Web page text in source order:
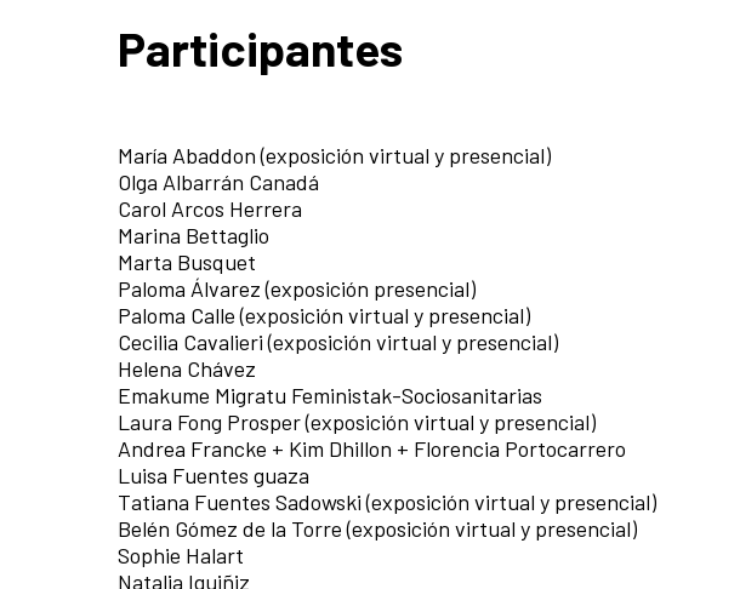
Participantes
María Abaddon (exposición virtual y presencial)
Olga Albarrán Canadá
Carol Arcos Herrera
Marina Bettaglio
Marta Busquet
Paloma Álvarez (exposición presencial)
Paloma Calle (exposición virtual y presencial)
Cecilia Cavalieri (exposición virtual y presencial)
Helena Chávez
Emakume Migratu Feministak-Sociosanitarias
Laura Fong Prosper (exposición virtual y presencial)
Andrea Francke + Kim Dhillon + Florencia Portocarrero
Luisa Fuentes guaza
Tatiana Fuentes Sadowski (exposición virtual y presencial)
Belén Gómez de la Torre (exposición virtual y presencial)
Sophie Halart
Natalia Iguiñiz